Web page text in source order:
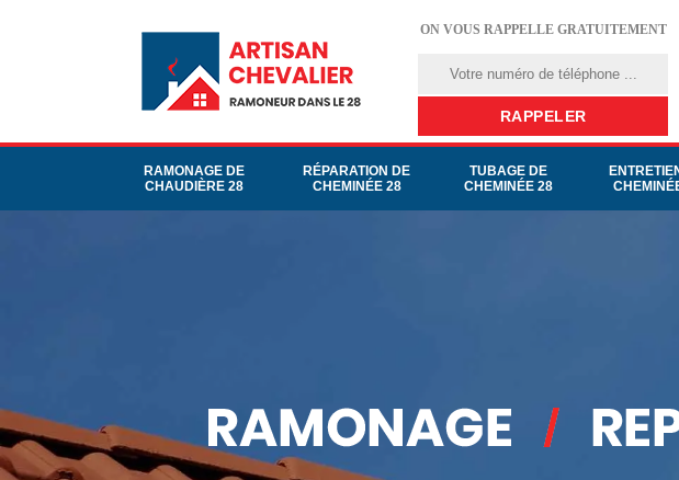
ON VOUS RAPPELLE GRATUITEMENT
RAMONAGE DE
CHAUDIÈRE 28
RÉPARATION DE
CHEMINÉE 28
TUBAGE DE
CHEMINÉE 28